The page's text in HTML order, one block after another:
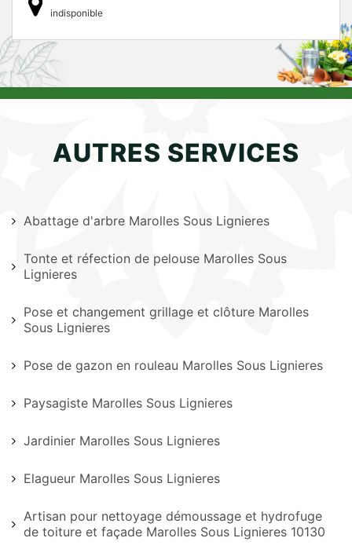
indisponible
AUTRES SERVICES
Abattage d'arbre Marolles Sous Lignieres
Tonte et réfection de pelouse Marolles Sous
Lignieres
Pose et changement grillage et clôture Marolles
Sous Lignieres
Pose de gazon en rouleau Marolles Sous Lignieres
Paysagiste Marolles Sous Lignieres
Jardinier Marolles Sous Lignieres
Elagueur Marolles Sous Lignieres
Artisan pour nettoyage démoussage et hydrofuge
de toiture et façade Marolles Sous Lignieres 10130